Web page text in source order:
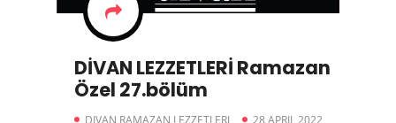
DİVAN LEZZETLERİ Ramazan
Özel 27.bölüm
DIVAN RAMAZAN LEZZETLERI 28 APRIL 2022